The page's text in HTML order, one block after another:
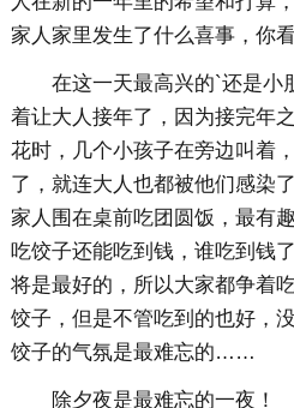
家人家里发生了什么喜事，你
在这一天最高兴的`还是小
着让大人接年了，因为接完年
花时，几个小孩子在旁边叫着
了，就连大人也都被他们感染
家人围在桌前吃团圆饭，最有
吃饺子还能吃到钱，谁吃到钱
将是最好的，所以大家都争着
饺子，但是不管吃到的也好，
饺子的气氛是最难忘的……
除夕夜是最难忘的一夜！